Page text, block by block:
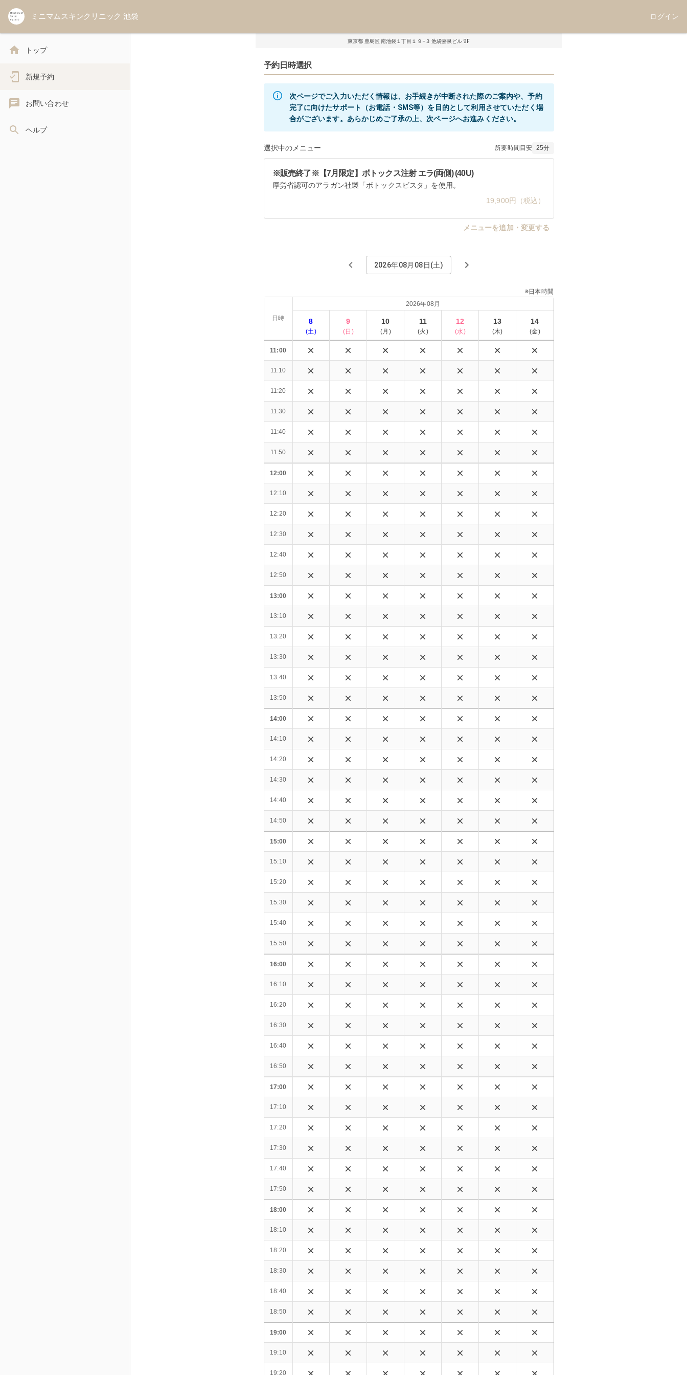
ミニマムスキンクリニック 池袋 ログイン
トップ
新規予約
お問い合わせ
ヘルプ
東京都 豊島区 南池袋１丁目１９−３ 池袋嘉泉ビル 9F
予約日時選択
次ページでご入力いただく情報は、お手続きが中断された際のご案内や、予約
完了に向けたサポート（お電話・SMS等）を目的として利用させていただく場
選択中のメニュー 所要時間目安 25分
※販売終了※【7月限定】ボトックス注射 エラ(両側) (40U)
厚労省認可のアラガン社製「ボトックスビスタ」を使用。
19,900円（税込）
メニューを追加・変更する
2026年08月08日(土)
※日本時間
日時
2026年08月
8
(土)
9
(日 )
10
(月 )
11
(火 )
12
(水)
13
(木)
14
(金)
11:00
11:10
11:20
11:30
11:40
11:50
12:00
12:10
12:20
12:30
12:40
12:50
13:00
13:10
13:20
13:30
13:40
13:50
14:00
14:10
14:20
14:30
14:40
14:50
15:00
15:10
15:20
15:30
15:40
15:50
16:00
16:10
16:20
16:30
16:40
16:50
17:00
17:10
17:20
17:30
17:40
17:50
18:00
18:10
18:20
18:30
18:40
18:50
19:00
19:10
19:20